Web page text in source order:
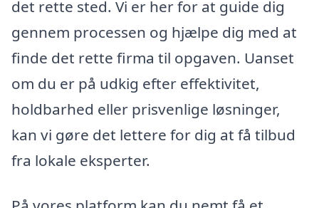
det rette sted. Vi er her for at guide dig
gennem processen og hjælpe dig med at
finde det rette firma til opgaven. Uanset
om du er på udkig efter effektivitet,
holdbarhed eller prisvenlige løsninger,
kan vi gøre det lettere for dig at få tilbud
fra lokale eksperter.